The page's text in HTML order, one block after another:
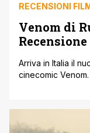
RECENSIONI
Venom di
Recensione
Arriva in Italia il
cinecomic
Sony di piazzarsi